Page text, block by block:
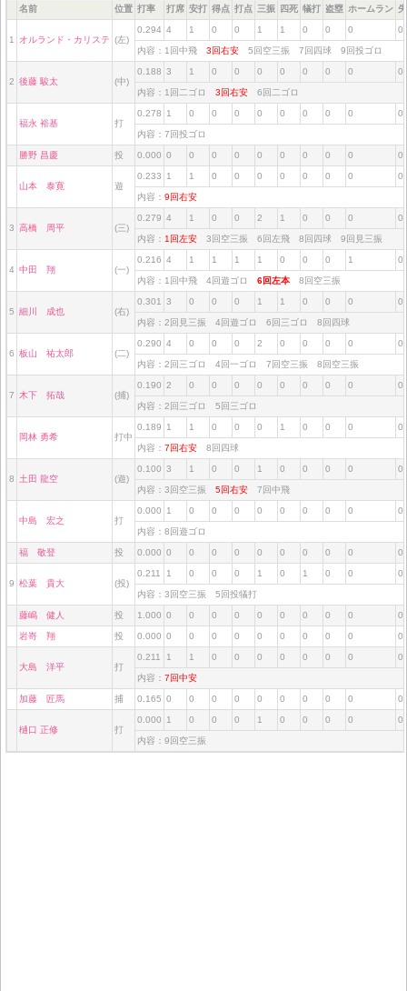
名前 位置 打率 打席 安打 得点 打点 三振 四死 犠打 盗塁 ホームラン
1 オルランド・カリステ (左)
0.294 4 1 0 0 1 1 0 0 0 0
内容：1回中飛 3回右安 5回空三振 7回四球 9回投ゴロ
2 後藤 駿太 (中)
0.188 3 1 0 0 0 0 0 0 0 0
内容：1回二ゴロ 3回右安 6回二ゴロ
福永 裕基 打
0.278 1 0 0 0 0 0 0 0 0 0
内容：7回投ゴロ
勝野 昌慶 投 0.000 0 0 0 0 0 0 0 0 0 0
山本 泰寛 遊
0.233 1 1 0 0 0 0 0 0 0 0
内容： 9回右安
3 高橋 周平 (三)
0.279 4 1 0 0 2 1 0 0 0 0
内容： 1回左安 3回空三振 6回左飛 8回四球 9回見三振
4 中田 翔 (一)
0.216 4 1 1 1 1 0 0 0 1 0
内容：1回中飛 4回遊ゴロ 6回左本 8回空三振
5 細川 成也 (右)
0.301 3 0 0 0 1 1 0 0 0 0
内容：2回見三振 4回遊ゴロ 6回三ゴロ 8回四球
6 板山 祐太郎 (二)
0.290 4 0 0 0 2 0 0 0 0 0
内容：2回三ゴロ 4回一ゴロ 7回空三振 8回空三振
7 木下 拓哉 (捕)
0.190 2 0 0 0 0 0 0 0 0 0
内容：2回三ゴロ 5回三ゴロ
岡林 勇希 打中
0.189 1 1 0 0 0 1 0 0 0 0
内容： 7回右安 8回四球
8 土田 龍空 (遊)
0.100 3 1 0 0 1 0 0 0 0 0
内容：3回空三振 5回右安 7回中飛
中島 宏之 打
0.000 1 0 0 0 0 0 0 0 0 0
内容：8回遊ゴロ
福 敬登 投 0.000 0 0 0 0 0 0 0 0 0 0
9 松葉 貴大 (投)
0.211 1 0 0 0 1 0 1 0 0 0
内容：3回空三振 5回投犠打
藤嶋 健人 投 1.000 0 0 0 0 0 0 0 0 0 0
岩嵜 翔 投 0.000 0 0 0 0 0 0 0 0 0 0
大島 洋平 打
0.211 1 1 0 0 0 0 0 0 0 0
内容： 7回中安
加藤 匠馬 捕 0.165 0 0 0 0 0 0 0 0 0 0
樋口 正修 打
0.000 1 0 0 0 1 0 0 0 0 0
内容：9回空三振